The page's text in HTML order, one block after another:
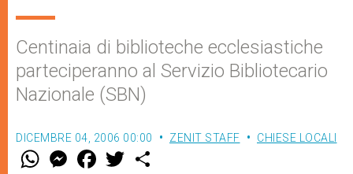
Centinaia di biblioteche ecclesiastiche
parteciperanno al Servizio Bibliotecario
Nazionale (SBN)
DICEMBRE 04, 2006 00:00 ZENIT STAFF CHIESE LOCALI
W M
e
F
a w